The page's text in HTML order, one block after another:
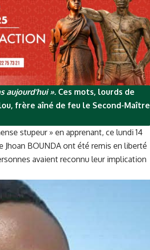
aujourd’hui ». Ces mots, lourds de
frère aîné de feu le Second-Maître
stupeur » en apprenant, ce lundi 14
Jhoan BOUNDA ont été remis en liberté
avaient reconnu leur implication